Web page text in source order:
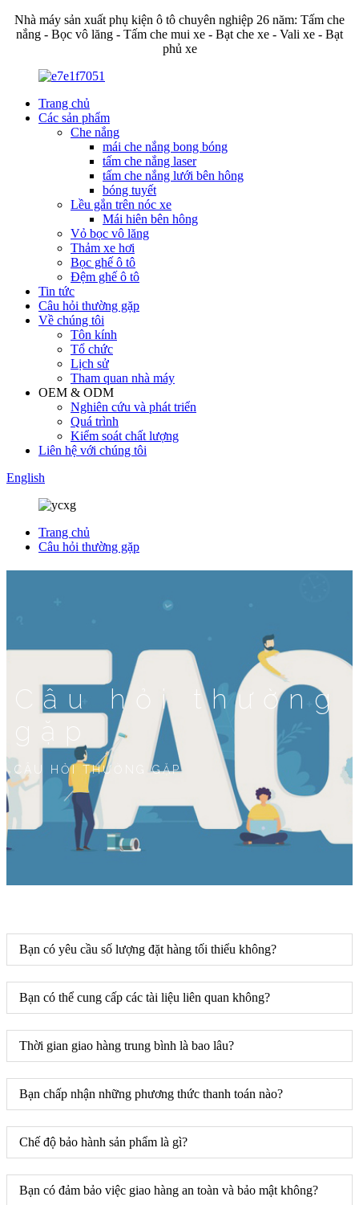
Nhà máy sản xuất phụ kiện ô tô chuyên nghiệp 26 năm: Tấm che
nắng - Bọc vô lăng - Tấm che mui xe - Bạt che xe - Vali xe - Bạt
phủ xe
Trang chủ
Các sản phẩm
Che nắng
mái che nắng bong bóng
tấm che nắng laser
tấm che nắng lưới bên hông
bóng tuyết
Lều gắn trên nóc xe
Mái hiên bên hông
Vỏ bọc vô lăng
Thảm xe hơi
Bọc ghế ô tô
Đệm ghế ô tô
Tin tức
Câu hỏi thường gặp
Về chúng tôi
Tôn kính
Tổ chức
Lịch sử
Tham quan nhà máy
OEM & ODM
Nghiên cứu và phát triển
Quá trình
Kiểm soát chất lượng
Liên hệ với chúng tôi
English
Trang chủ
Câu hỏi thường gặp
Câu hỏi thường
gặp
CÂU HỎI THƯỜNG GẶP
Bạn có yêu cầu số lượng đặt hàng tối thiểu không?
Bạn có thể cung cấp các tài liệu liên quan không?
Thời gian giao hàng trung bình là bao lâu?
Bạn chấp nhận những phương thức thanh toán nào?
Chế độ bảo hành sản phẩm là gì?
Bạn có đảm bảo việc giao hàng an toàn và bảo mật không?